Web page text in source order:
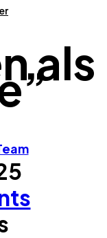
als